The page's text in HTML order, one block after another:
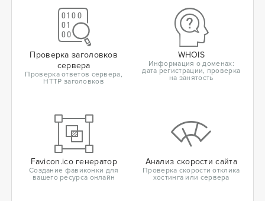
Проверка заголовков
сервера
Проверка ответов сервера,
HTTP заголовков
WHOIS
Информация о доменах:
дата регистрации, проверка
на занятость
Favicon.ico генератор
Создание фавиконки для
вашего ресурса онлайн
Анализ скорости сайта
Проверка скорости отклика
хостинга или сервера